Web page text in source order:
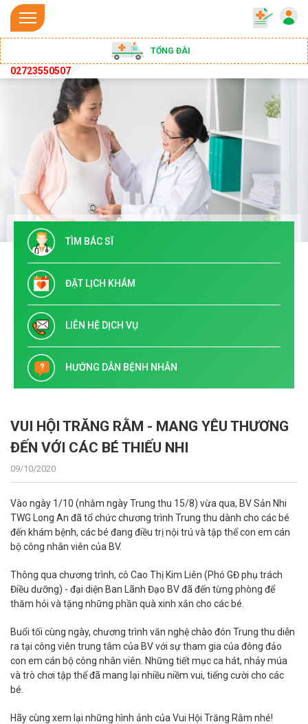
TỔNG ĐÀI
02723550507
TÌM BÁC SĨ
ĐẶT LỊCH KHÁM
LIÊN HỆ DỊCH VỤ
HƯỚNG DẪN BỆNH NHÂN
VUI HỘI TRĂNG RẰM - MANG YÊU THƯƠNG
ĐẾN VỚI CÁC BÉ THIẾU NHI️
09/10/2020
Vào ngày 1/10 (nhằm ngày Trung thu 15/8) vừa qua, BV Sản Nhi
TWG Long An đã tổ chức chương trình Trung thu dành cho các bé
đến khám bệnh, các bé đang điều trị nội trú và tập thể con em cán
bộ công nhân viên của BV.
Thông qua chương trình, cô Cao Thị Kim Liên (Phó GĐ phụ trách
Điều dưỡng) - đại diện Ban Lãnh Đạo BV đã đến từng phòng để
thăm hỏi và tặng những phần quà xinh xắn cho các bé.
Buổi tối cùng ngày, chương trình văn nghệ chào đón Trung thu diễn
ra tại công viên trung tâm của BV với sự tham gia của đông đảo
con em cán bộ công nhân viên. Những tiết mục ca hát, nhảy múa
và trò chơi tập thể đã mang lại nhiều niềm vui, tiếng cười cho các
bé.
Hãy cùng xem lại những hình ảnh của Vui Hội Trăng Rằm nhé!